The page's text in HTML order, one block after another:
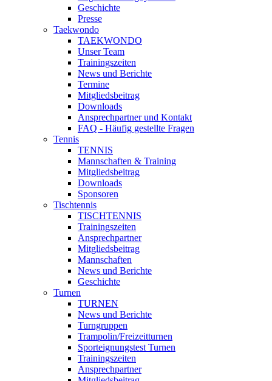
Geschichte
Presse
Taekwondo
TAEKWONDO
Unser Team
Trainingszeiten
News und Berichte
Termine
Mitgliedsbeitrag
Downloads
Ansprechpartner und Kontakt
FAQ - Häufig gestellte Fragen
Tennis
TENNIS
Mannschaften & Training
Mitgliedsbeitrag
Downloads
Sponsoren
Tischtennis
TISCHTENNIS
Trainingszeiten
Ansprechpartner
Mitgliedsbeitrag
Mannschaften
News und Berichte
Geschichte
Turnen
TURNEN
News und Berichte
Turngruppen
Trampolin/Freizeitturnen
Sporteignungstest Turnen
Trainingszeiten
Ansprechpartner